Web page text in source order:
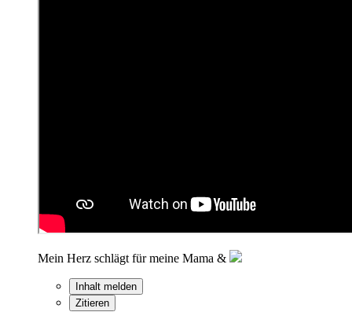
Mein Herz schlägt für meine Mama &
Inhalt melden
Zitieren